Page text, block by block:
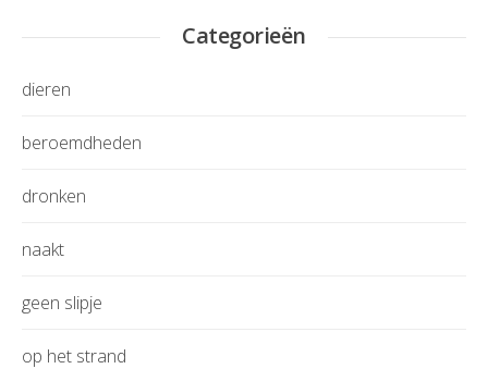
Categorieën
dieren
beroemdheden
dronken
naakt
geen slipje
op het strand